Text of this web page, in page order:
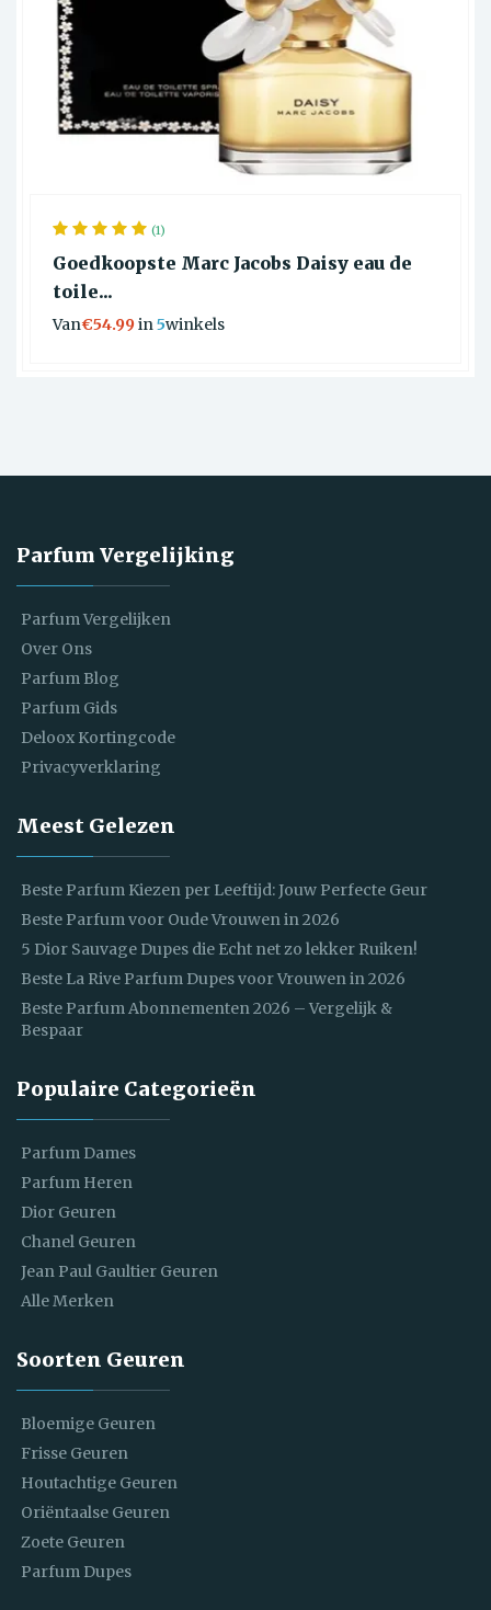
(1)
Goedkoopste Marc Jacobs Daisy eau de
toile...
Van€54.99in 5winkels
Parfum Vergelijking
Parfum Vergelijken
Over Ons
Parfum Blog
Parfum Gids
Deloox Kortingcode
Privacyverklaring
Meest Gelezen
Beste Parfum Kiezen per Leeftijd: Jouw Perfecte Geur
Beste Parfum voor Oude Vrouwen in 2026
5 Dior Sauvage Dupes die Echt net zo lekker Ruiken!
Beste La Rive Parfum Dupes voor Vrouwen in 2026
Beste Parfum Abonnementen 2026 – Vergelijk &
Bespaar
Populaire Categorieën
Parfum Dames
Parfum Heren
Dior Geuren
Chanel Geuren
Jean Paul Gaultier Geuren
Alle Merken
Soorten Geuren
Bloemige Geuren
Frisse Geuren
Houtachtige Geuren
Oriëntaalse Geuren
Zoete Geuren
Parfum Dupes